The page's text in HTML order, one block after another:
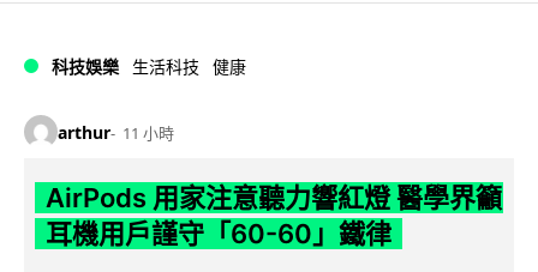
科技娛樂 生活科技 健康
arthur 11 小時
AirPods 用家注意聽力響紅燈 醫學界籲
耳機用戶謹守「60-60」鐵律